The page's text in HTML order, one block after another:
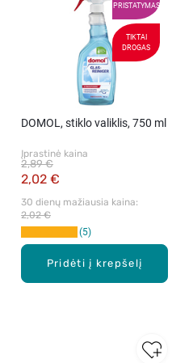
PRISTATYMAS
TIKTAI
DROGAS
Pridėti į krepšelį
DOMOL, stiklo valiklis, 750 ml
Įprastinė kaina
2,02 €
2,89 €
30 dienų mažiausia kaina:
2,02 €
5